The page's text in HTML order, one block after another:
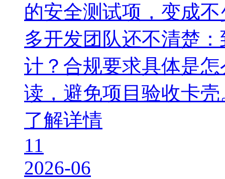
的安全测试项，变成
多开发团队还不清楚
计？合规要求具体是
读，避免项目验收卡
了解详情
11
2026-06